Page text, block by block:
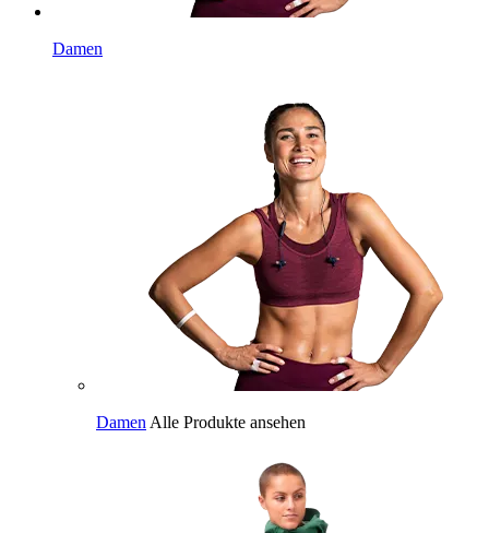
Damen
Damen Alle Produkte ansehen